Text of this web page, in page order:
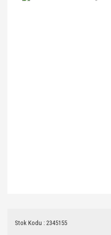
Stok Kodu : 2345155